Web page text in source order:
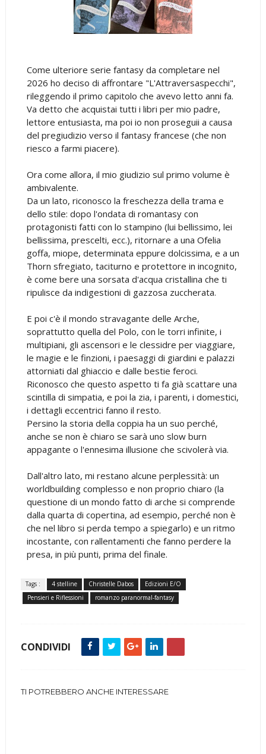
Come ulteriore serie fantasy da completare nel
2026 ho deciso di affrontare "L'Attraversaspecchi",
rileggendo il primo capitolo che avevo letto anni fa.
Va detto che acquistai tutti i libri per mio padre,
lettore entusiasta, ma poi io non proseguii a causa
del pregiudizio verso il fantasy francese (che non
riesco a farmi piacere).
Ora come allora, il mio giudizio sul primo volume è
ambivalente.
Da un lato, riconosco la freschezza della trama e
dello stile: dopo l'ondata di romantasy con
protagonisti fatti con lo stampino (lui bellissimo, lei
bellissima, prescelti, ecc.), ritornare a una Ofelia
goffa, miope, determinata eppure dolcissima, e a un
Thorn sfregiato, taciturno e protettore in incognito,
è come bere una sorsata d'acqua cristallina che ti
ripulisce da indigestioni di gazzosa zuccherata.
E poi c'è il mondo stravagante delle Arche,
soprattutto quella del Polo, con le torri infinite, i
multipiani, gli ascensori e le clessidre per viaggiare,
le magie e le finzioni, i paesaggi di giardini e palazzi
attorniati dal ghiaccio e dalle bestie feroci.
Riconosco che questo aspetto ti fa già scattare una
scintilla di simpatia, e poi la zia, i parenti, i domestici,
i dettagli eccentrici fanno il resto.
Persino la storia della coppia ha un suo perché,
anche se non è chiaro se sarà uno slow burn
appagante o l'ennesima illusione che scivolerà via.
Dall'altro lato, mi restano alcune perplessità: un
worldbuilding complesso e non proprio chiaro (la
questione di un mondo fatto di arche si comprende
dalla quarta di copertina, ad esempio, perché non è
che nel libro si perda tempo a spiegarlo) e un ritmo
incostante, con rallentamenti che fanno perdere la
presa, in più punti, prima del finale.
Tags : 4 stelline Christelle Dabos
Edizioni E/O
Pensieri e Riflessioni
romanzo paranormal-fantasy
CONDIVIDI
TI POTREBBERO ANCHE INTERESSARE